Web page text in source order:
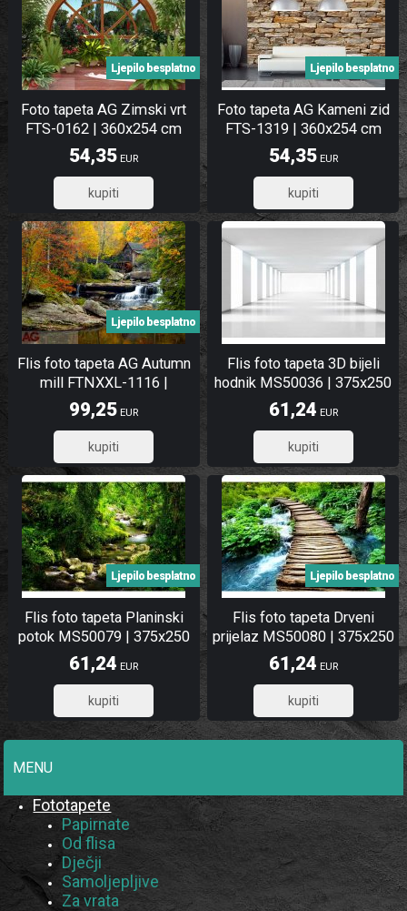
Foto tapeta AG Zimski vrt
FTS-0162 | 360x254 cm
Ljepilo besplatno
54,35 EUR
43,48
Foto tapeta AG Kameni zid
FTS-1319 | 360x254 cm
Ljepilo besplatno
54,35EUR
43,48
Flis foto tapeta AG Autumn
mill FTNXXL-1116 |
360x270 cm
Ljepilo besplatno
99,25 EUR
79,40
Flis foto tapeta 3D bijeli
hodnik MS50036 | 375x250
cm
61,24 EUR
48,99
Flis foto tapeta Planinski
potok MS50079 | 375x250
cm
Ljepilo besplatno
61,24 EUR
48,99
Flis foto tapeta Drveni
prijelaz MS50080 | 375x250
cm
Ljepilo besplatno
61,24 EUR
48,99
MENU
Fototapete
Papirnate
Od flisa
Dječji
Samoljepljive
Za vrata